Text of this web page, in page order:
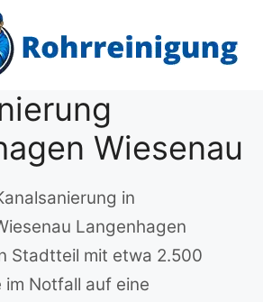
Wiesenau
in
Langenhagen
Stadtteil mit etwa 2.500
im Notfall auf eine